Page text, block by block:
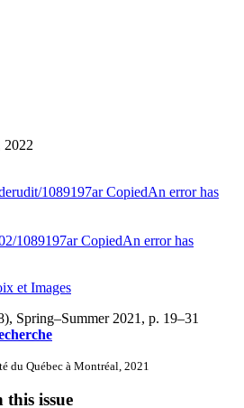
2022
1089197arCopiedAn error has
1089197arCopiedAn error has
et Images
Spring–Summer 2021 , p. 19–31
du Québec à Montréal, 2021
this issue